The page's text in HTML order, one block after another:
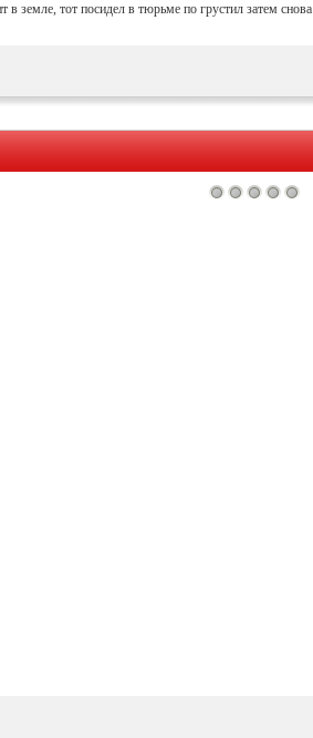
в земле, тот посидел в тюрьме по грустил затем снова